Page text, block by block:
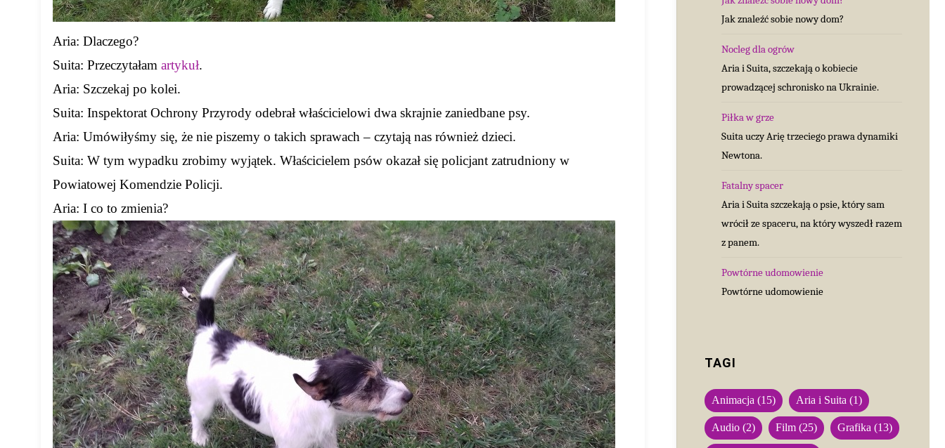
Aria: Dlaczego?
Suita: Przeczytałamartykuł.
Aria: Szczekaj po kolei.
Suita: Inspektorat Ochrony Przyrody odebrał właścicielowi dwa skrajnie zaniedbane psy.
Aria: Umówiłyśmy się, że nie piszemy o takich sprawach – czytają nas również dzieci.
Suita: W tym wypadku zrobimy wyjątek. Właścicielem psów okazał się policjant zatrudniony w
Powiatowej Komendzie Policji.
Aria: I co to zmienia?
Jak znaleźć sobie nowy dom?
Nocleg dla ogrów
Aria i Suita, szczekają o kobiecie
prowadzącej schronisko na Ukrainie.
Piłka w grze
Suita uczy Arię trzeciego prawa dynamiki
Newtona.
Fatalny spacer
Aria i Suita szczekają o psie, który sam
wrócił ze spaceru, na który wyszedł razem
z panem.
Powtórne udomowienie
Powtórne udomowienie
TAGI
Animacja (15) Aria i Suita (1)
Audio (2) Film (25) Grafika (13)